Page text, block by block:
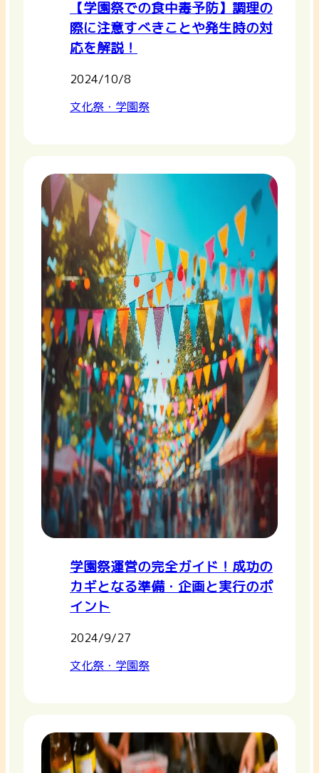
【学園祭での食中毒予防】調理の
際に注意すべきことや発生時の対
応を解説！
2024/10/8
文化祭・学園祭
学園祭運営の完全ガイド！成功の
カギとなる準備・企画と実行のポ
イント
2024/9/27
文化祭・学園祭